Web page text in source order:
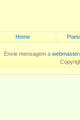
Home
Envie mensagem a